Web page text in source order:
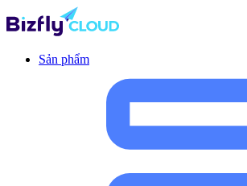
Sản phẩm